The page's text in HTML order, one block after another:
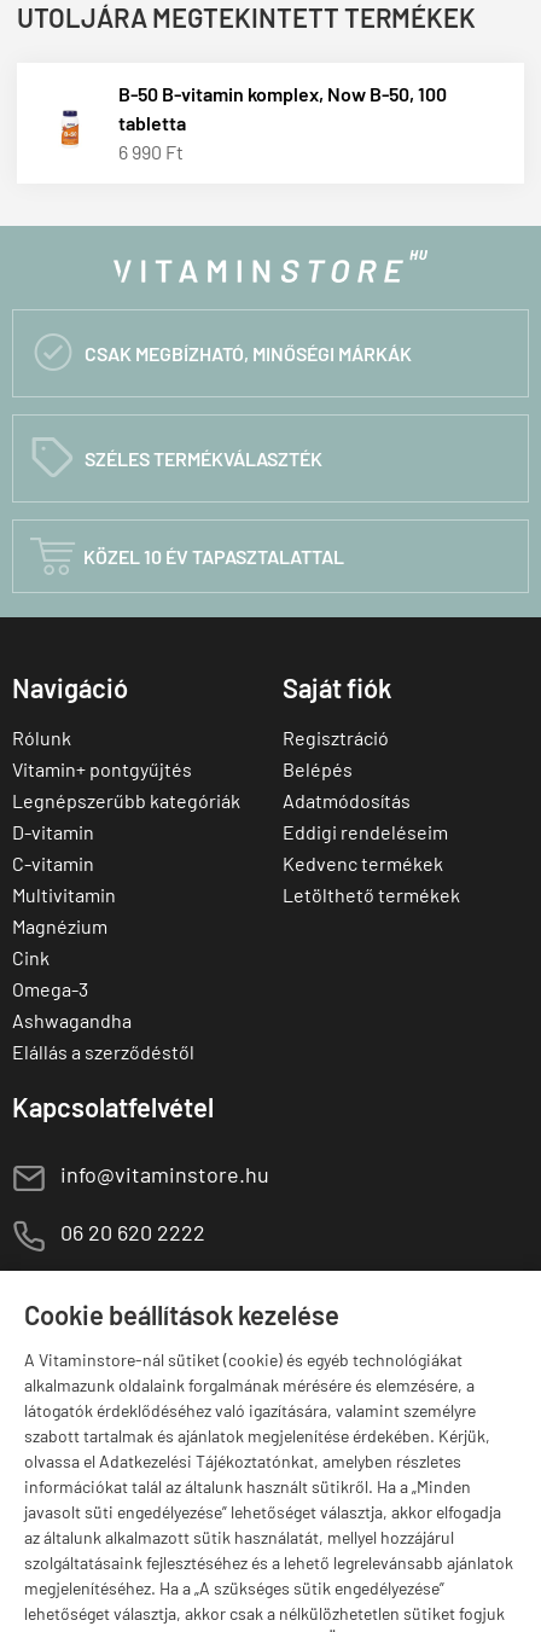
Cookie beállítások kezelése
A Vitaminstore-nál sütiket (cookie) és egyéb technológiákat
alkalmazunk oldalaink forgalmának mérésére és elemzésére, a
látogatók érdeklődéséhez való igazítására, valamint személyre
szabott tartalmak és ajánlatok megjelenítése érdekében. Kérjük,
olvassa el Adatkezelési Tájékoztatónkat, amelyben részletes
információkat talál az általunk használt sütikről. Ha a „Minden
javasolt süti engedélyezése” lehetőséget választja, akkor elfogadja
az általunk alkalmazott sütik használatát, mellyel hozzájárul
szolgáltatásaink fejlesztéséhez és a lehető legrelevánsabb ajánlatok
megjelenítéséhez. Ha a „A szükséges sütik engedélyezése”
lehetőséget választja, akkor csak a nélkülözhetetlen sütiket fogjuk
UTOLJÁRA MEGTEKINTETT TERMÉKEK
B-50 B-vitamin komplex, Now B-50, 100
tabletta
6 990 Ft
 CSAK MEGBÍZHATÓ, MINŐSÉGI MÁRKÁK
C SZÉLES TERMÉKVÁLASZTÉK
 KÖZEL 10 ÉV TAPASZTALATTAL
Navigáció
Rólunk
Vitamin+ pontgyűjtés
Legnépszerűbb kategóriák
D-vitamin
C-vitamin
Multivitamin
Magnézium
Cink
Omega-3
Ashwagandha
Elállás a szerződéstől
Saját fiók
Regisztráció
Belépés
Adatmódosítás
Eddigi rendeléseim
Kedvenc termékek
Letölthető termékek
Kapcsolatfelvétel
E info@vitaminstore.hu
M 06 20 620 2222
Szugló u. 83-85.
Márkák
Valuta választás